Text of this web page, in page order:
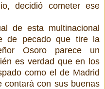
decidió cometer ese
de esta multinacional
de pecado que tire la
Osoro parece un
es verdad que en los
como el de Madrid
contará con sus buenas